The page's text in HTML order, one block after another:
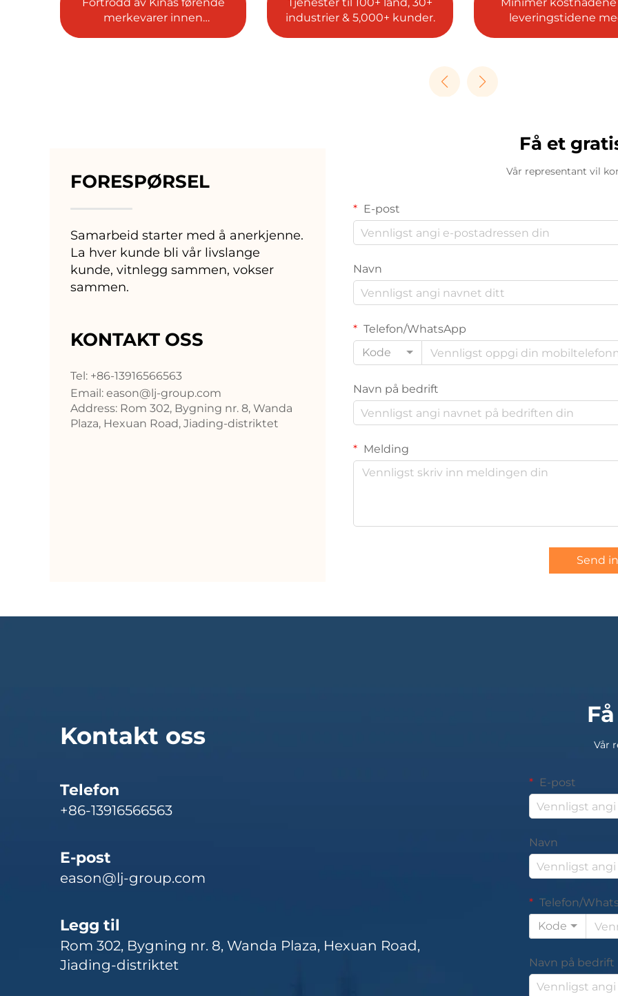
Tjenester til 100+ land, 30+
industrier & 5,000+ kunder.
Minimer kostnadene og
leveringstidene med
Sikring på ISO, SGS,
REACH og CE-
FORESPØRSEL
Samarbeid starter med å anerkjenne.
La hver kunde bli vår livslange
kunde, vitnlegg sammen, vokser
sammen.
KONTAKT OSS
Tel: +86-13916566563
Email: eason@lj-group.com
Address: Rom 302, Bygning nr. 8, Wanda
Plaza, Hexuan Road, Jiading-distriktet
Få et
Vår representant vil
E-post
Navn
Telefon/WhatsApp
Kode
Navn på bedrift
Melding
Send
Kontakt oss
Telefon
+86-13916566563
E-post
eason@lj-group.com
Legg til
Rom 302, Bygning nr. 8, Wanda Plaza, Hexuan Road,
Jiading-distriktet
Vår
E-post
Navn
Telefon/
Kode
Navn på bedrift